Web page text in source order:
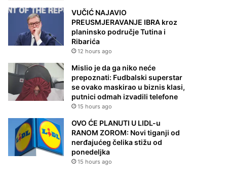
VUČIĆ NAJAVIO
PREUSMJERAVANJE IBRA kroz
planinsko područje Tutina i
Ribarića
12 hours ago
Mislio je da ga niko neće
prepoznati: Fudbalski superstar
se ovako maskirao u biznis klasi,
putnici odmah izvadili telefone
15 hours ago
OVO ĆE PLANUTI U LIDL-u
RANOM ZOROM: Novi tiganji od
nerđajućeg čelika stižu od
ponedeljka
15 hours ago